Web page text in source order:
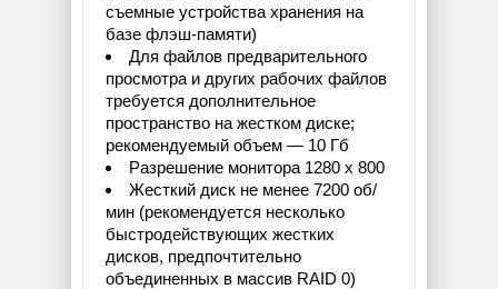
съемные устройства хранения на
базе флэш-памяти)
Для файлов предварительного
просмотра и других рабочих файлов
требуется дополнительное
пространство на жестком диске;
рекомендуемый объем — 10 Гб
Разрешение монитора 1280 x 800
Жесткий диск не менее 7200 об/
мин (рекомендуется несколько
быстродействующих жестких
дисков, предпочтительно
объединенных в массив RAID 0)